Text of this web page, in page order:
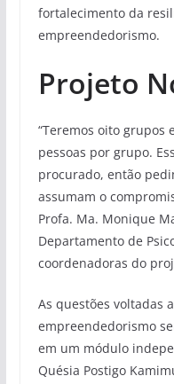
fortalecimento da
empreendedorismo.
Projeto
“Teremos oito grupos
pessoas por grupo.
procurado, então
assumam o
Profa. Ma. Monique
Departamento de
coordenadoras do
As questões voltadas
empreendedorismo
em um módulo
Quésia Postigo